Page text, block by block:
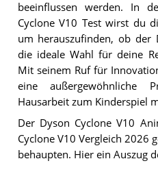
beeinflussen werden. In
Cyclone V10 Test wirst du
um herauszufinden, ob der
die ideale Wahl für deine
Mit seinem Ruf für
eine außergewöhnliche
Hausarbeit zum Kinderspiel
Der Dyson Cyclone V10
Cyclone V10 Vergleich 2026
behaupten. Hier ein Auszug